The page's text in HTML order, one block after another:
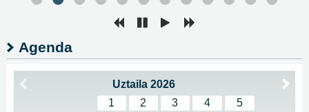
Agenda
Uztaila 2026
1
2 3 4
5